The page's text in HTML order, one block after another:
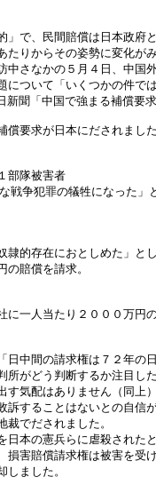
で、民間賠償は日本政府
たりからその姿勢に変化が
中さなかの５月４日、中国
について「いくつかの件で
聞「中国で強まる補償要
要求が日本にだされまし
部隊被害者
争犯罪の犠牲になった」
的存在におとしめた」と
賠償を請求。
一人当たり２０００万円
中間の請求権は７２年の
所がどう判断するか注目し
す気配はありません（同上
することはないとの自信
でだされました。
本の憲兵らに虐殺された
損害賠償請求権は被害を受
ました。